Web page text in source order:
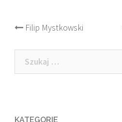
Post
navigation
Filip Mystkowski
Szukaj:
KATEGORIE